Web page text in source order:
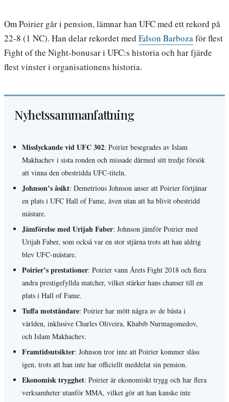
Om Poirier går i pension, lämnar han UFC med ett rekord på
22-8 (1 NC). Han delar rekordet med Edson Barbozaför flest
Fight of the Night-bonusar i UFC:s historia och har fjärde
flest vinster i organisationens historia.
Nyhetssammanfattning
Misslyckande vid UFC 302: Poirier besegrades av Islam
Makhachev i sista ronden och missade därmed sitt tredje försök
att vinna den obestridda UFC-titeln.
Johnson’s åsikt: Demetrious Johnson anser att Poirier förtjänar
en plats i UFC Hall of Fame, även utan att ha blivit obestridd
mästare.
Jämförelse med Urijah Faber: Johnson jämför Poirier med
Urijah Faber, som också var en stor stjärna trots att han aldrig
blev UFC-mästare.
Poirier’s prestationer: Poirier vann Årets Fight 2018 och flera
andra prestigefyllda matcher, vilket stärker hans chanser till en
plats i Hall of Fame.
Tuffa motståndare: Poirier har mött några av de bästa i
världen, inklusive Charles Oliveira, Khabib Nurmagomedov,
och Islam Makhachev.
Framtidsutsikter: Johnson tror inte att Poirier kommer slåss
igen, trots att han inte har officiellt meddelat sin pension.
Ekonomisk trygghet: Poirier är ekonomiskt trygg och har flera
verksamheter utanför MMA, vilket gör att han kanske inte